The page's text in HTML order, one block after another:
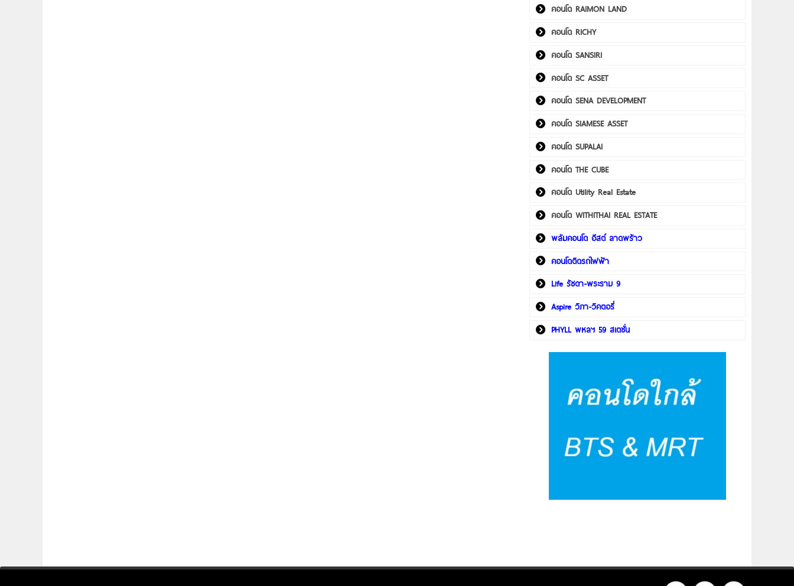
คอนโด RAIMON LAND
คอนโด RICHY
คอนโด SANSIRI
คอนโด SC ASSET
คอนโด SENA DEVELOPMENT
คอนโด SIAMESE ASSET
คอนโด SUPALAI
คอนโด THE CUBE
คอนโด Utility Real Estate
คอนโด WITHITHAI REAL ESTATE
พลัมคอนโด อีสต์ ลาดพร้าว
คอนโดติดรถไฟฟ้า
Life รัชดา-พระราม 9
Aspire วิภา-วิคตอรี่
PHYLL พหลฯ 59 สเตชั่น